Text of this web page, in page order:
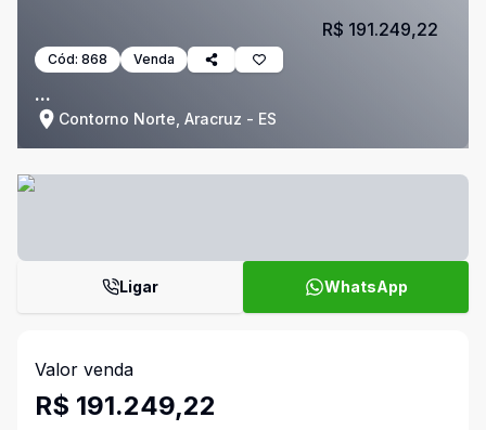
Cód: 868 Venda
...
Contorno Norte, Aracruz - ES
R$ 191.249,22
Ligar WhatsApp
Valor venda
R$ 191.249,22